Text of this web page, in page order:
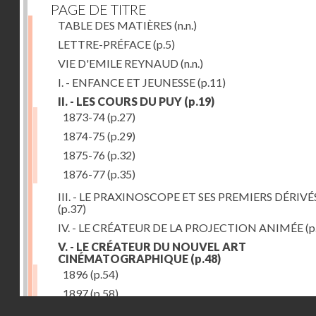
PAGE DE TITRE
TABLE DES MATIÈRES (n.n.)
LETTRE-PRÉFACE(p.5)
VIE D'EMILE REYNAUD (n.n.)
I. - ENFANCE ET JEUNESSE(p.11)
II. - LES COURS DU PUY (p.19)
1873-74(p.27)
1874-75 (p.29)
1875-76 (p.32)
1876-77(p.35)
III. - LE PRAXINOSCOPE ET SES PREMIERS
(p.37)
IV. - LE CRÉATEUR DE LA PROJECTION ANIMÉE
V. - LE CRÉATEUR DU NOUVEL ART
CINÉMATOGRAPHIQUE (p.48)
1896 (p.54)
1897(p.58)